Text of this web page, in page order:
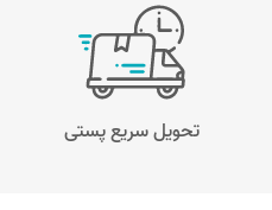
تحویل سریع پستی